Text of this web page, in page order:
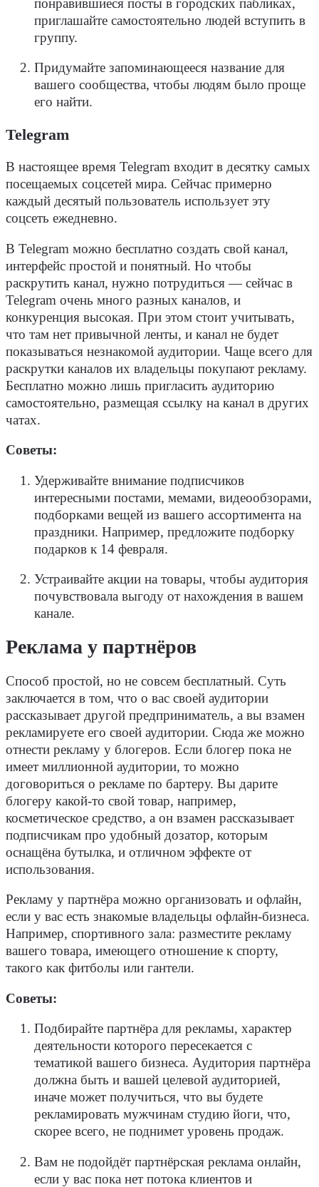
понравившиеся посты в городских пабликах,
приглашайте самостоятельно людей вступить в
группу.
Придумайте запоминающееся название для
вашего сообщества, чтобы людям было проще
его найти.
Telegram
В настоящее время Telegram входит в десятку самых
посещаемых соцсетей мира. Сейчас примерно
каждый десятый пользователь использует эту
соцсеть ежедневно.
В Telegram можно бесплатно создать свой канал,
интерфейс простой и понятный. Но чтобы
раскрутить канал, нужно потрудиться — сейчас в
Telegram очень много разных каналов, и
конкуренция высокая. При этом стоит учитывать,
что там нет привычной ленты, и канал не будет
показываться незнакомой аудитории. Чаще всего для
раскрутки каналов их владельцы покупают рекламу.
Бесплатно можно лишь пригласить аудиторию
самостоятельно, размещая ссылку на канал в других
чатах.
Советы:
Удерживайте внимание подписчиков
интересными постами, мемами, видеообзорами,
подборками вещей из вашего ассортимента на
праздники. Например, предложите подборку
подарков к 14 февраля.
Устраивайте акции на товары, чтобы аудитория
почувствовала выгоду от нахождения в вашем
канале.
Реклама у партнёров
Способ простой, но не совсем бесплатный. Суть
заключается в том, что о вас своей аудитории
рассказывает другой предприниматель, а вы взамен
рекламируете его своей аудитории. Сюда же можно
отнести рекламу у блогеров. Если блогер пока не
имеет миллионной аудитории, то можно
договориться о рекламе по бартеру. Вы дарите
блогеру какой-то свой товар, например,
косметическое средство, а он взамен рассказывает
подписчикам про удобный дозатор, которым
оснащёна бутылка, и отличном эффекте от
использования.
Рекламу у партнёра можно организовать и офлайн,
если у вас есть знакомые владельцы офлайн-бизнеса.
Например, спортивного зала: разместите рекламу
вашего товара, имеющего отношение к спорту,
такого как фитболы или гантели.
Советы:
Подбирайте партнёра для рекламы, характер
деятельности которого пересекается с
тематикой вашего бизнеса. Аудитория партнёра
должна быть и вашей целевой аудиторией,
иначе может получиться, что вы будете
рекламировать мужчинам студию йоги, что,
скорее всего, не поднимет уровень продаж.
Вам не подойдёт партнёрская реклама онлайн,
если у вас пока нет потока клиентов и